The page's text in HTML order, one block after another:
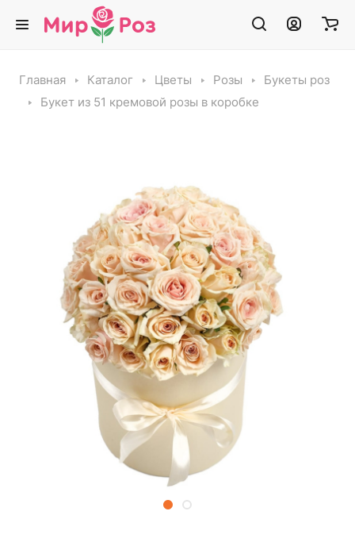
Главная Каталог Цветы Розы
Букеты роз
Букет из 51 кремовой розы в коробке